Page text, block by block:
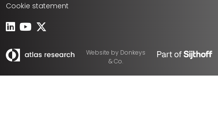
Cookie statement
Website by Donkeys
& Co.